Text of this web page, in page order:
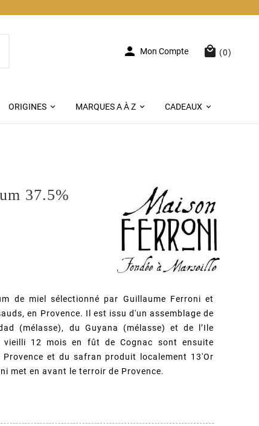
 Mon Compte  (0)
ORIGINES MARQUES A À Z CADEAUX
37.5%
(3 avis)
de miel sélectionné par Guillaume Ferroni et
en Provence. Il est issu d'un assemblage de
(mélasse), du Guyana (mélasse) et de l’Ile
12 mois en fût de Cognac sont ensuite
et du safran produit localement 13'Or
met en avant le terroir de Provence.